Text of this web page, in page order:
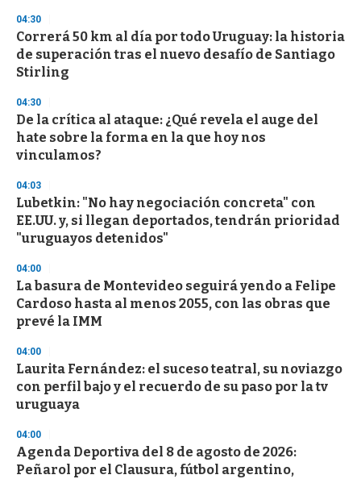
s
e
c
o
n
s
04:30
Correrá 50 km al día por todo Uruguay: la historia
de superación tras el nuevo desafío de Santiago
Stirling
04:30
De la crítica al ataque: ¿Qué revela el auge del
hate sobre la forma en la que hoy nos
vinculamos?
04:03
Lubetkin: "No hay negociación concreta" con
EE.UU. y, si llegan deportados, tendrán prioridad
"uruguayos detenidos"
04:00
La basura de Montevideo seguirá yendo a Felipe
Cardoso hasta al menos 2055, con las obras que
prevé la IMM
04:00
Laurita Fernández: el suceso teatral, su noviazgo
con perfil bajo y el recuerdo de su paso por la tv
uruguaya
04:00
Agenda Deportiva del 8 de agosto de 2026:
Peñarol por el Clausura, fútbol argentino,